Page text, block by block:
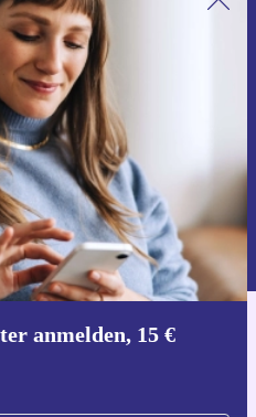
anmelden, 15 €
Newsletter anmelden,
mehr.
anfordern
personenbezogener Daten findest
.
refurbed-App